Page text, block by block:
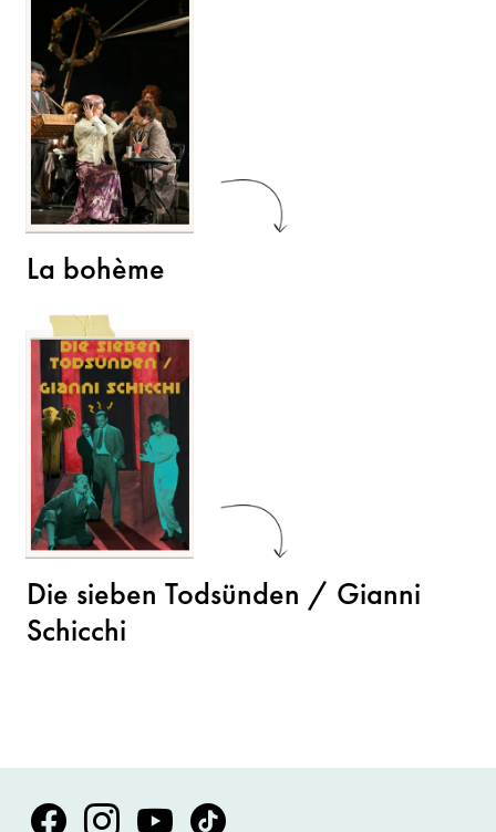
La bohème
Die sieben Todsünden / Gianni
Schicchi
Volksoper Facebook
Volksoper Instagram
Volksoper Youtube
Volksoper TikTok